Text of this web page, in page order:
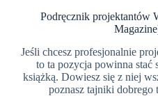
Podręcznik projektantów
Jeśli chcesz profesjonalnie
to ta pozycja powinna stać
książką. Dowiesz się z niej
poznasz tajniki dobrego